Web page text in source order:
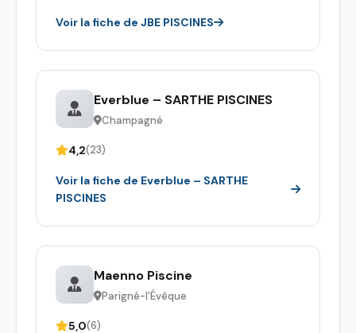
Voir la fiche de JBE PISCINES
Everblue – SARTHE PISCINES
Champagné
4,2(23)
Voir la fiche de Everblue – SARTHE
PISCINES
Maenno Piscine
Parigné-l'Évêque
5,0(6)